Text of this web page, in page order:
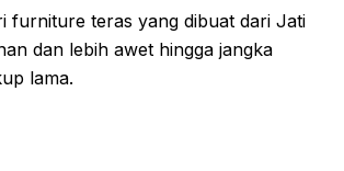
furniture teras yang dibuat dari Jati
dan lebih awet hingga jangka
lama.